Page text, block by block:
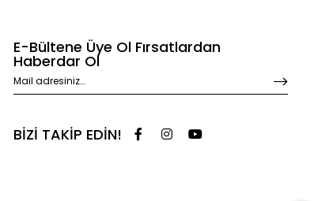
E-Bültene Üye Ol Fırsatlardan
Haberdar Ol
BİZİ TAKİP EDİN!